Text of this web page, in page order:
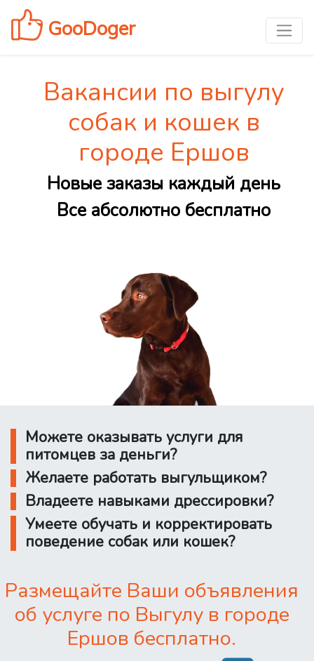
GooDoger
Вакансии по выгулу
собак и кошек в
городе Ершов
Новые заказы каждый день
Все абсолютно бесплатно
Можете оказывать услуги для
питомцев за деньги?
Желаете работать выгульщиком?
Владеете навыками дрессировки?
Умеете обучать и корректировать
поведение собак или кошек?
Размещайте Ваши объявления
об услуге по Выгулу в городе
Ершов бесплатно.